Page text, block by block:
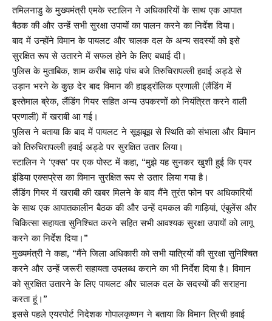
तमिलनाडु के मुख्यमंत्री एमके स्टालिन ने अधिकारियों के साथ एक आपात
बैठक की और उन्हें सभी सुरक्षा उपायों का पालन करने का निर्देश दिया।
बाद में उन्होंने विमान के पायलट और चालक दल के अन्य सदस्यों को इसे
सुरक्षित रूप से उतारने में सफल होने के लिए बधाई दी।
पुलिस के मुताबिक, शाम करीब साढ़े पांच बजे तिरुचिरापल्ली हवाई अड्डे से
उड़ान भरने के कुछ देर बाद विमान की हाइड्रॉलिक प्रणाली (लैंडिंग में
इस्तेमाल ब्रेक, लैंडिंग गियर सहित अन्य उपकरणों को नियंत्रित करने वाली
प्रणाली) में खराबी आ गई।
पुलिस ने बताया कि बाद में पायलट ने सूझबूझ से स्थिति को संभाला और विमान
को तिरुचिरापल्ली हवाई अड्डे पर सुरक्षित उतार लिया।
स्टालिन ने ‘एक्स’ पर एक पोस्ट में कहा, “मुझे यह सुनकर खुशी हुई कि एयर
इंडिया एक्सप्रेस का विमान सुरक्षित रूप से उतार लिया गया है।
लैंडिंग गियर में खराबी की खबर मिलने के बाद मैंने तुरंत फोन पर अधिकारियों
के साथ एक आपातकालीन बैठक की और उन्हें दमकल की गाड़ियां, एंबुलेंस और
चिकित्सा सहायता सुनिश्चित करने सहित सभी आवश्यक सुरक्षा उपायों को लागू
करने का निर्देश दिया।”
मुख्यमंत्री ने कहा, “मैंने जिला अधिकारी को सभी यात्रियों की सुरक्षा सुनिश्चित
करने और उन्हें जरूरी सहायता उपलब्ध कराने का भी निर्देश दिया है। विमान
को सुरक्षित उतारने के लिए पायलट और चालक दल के सदस्यों की सराहना
करता हूं।”
इससे पहले एयरपोर्ट निदेशक गोपालकृष्णन ने बताया कि विमान त्रिची हवाई